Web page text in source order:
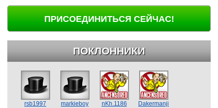
ПРИСОЕДИНИТЬСЯ СЕЙЧАС!
ПОКЛОННИКИ
rsb1997 markieboy nKh.1186 Dakermanji